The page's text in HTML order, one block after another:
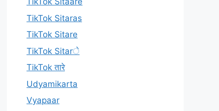
TikTok Sitaras
TikTok Sitare
TikTok Sitarे
TikTok तारे
Udyamikarta
Vyapaar